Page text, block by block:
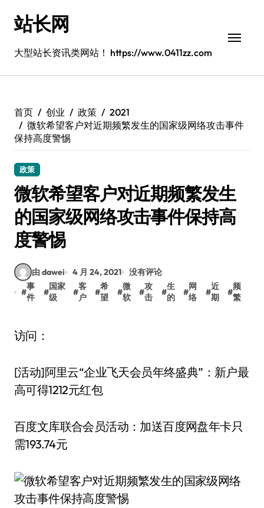
站长网
大型站长资讯类网站！ https://www.0411zz.com
首页 创业 政策
2021
微软希望客户对近期频繁发生的国家级网络攻击事件
保持高度警惕
政策
微软希望客户对近期频繁发生
的国家级网络攻击事件保持高
度警惕
由 dawei 4 月 24, 2021
没有评论
#
事
件
#
国家
级
#
客
户
#
希
望
#
微
软
#
攻
击
#
生
的
#
网
络
#
近
期
#
频
繁
访问：
[活动]阿里云“企业飞天会员年终盛典”：新户最
高可得1212元红包
百度文库联合会员活动：加送百度网盘年卡只
需193.74元